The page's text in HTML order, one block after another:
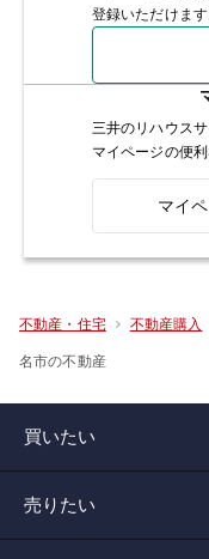
登録いただけます
三井のリハウス
マイページの便
マイ
不動産・住宅 不動産購入
名市の不動産
買いたい
売りたい